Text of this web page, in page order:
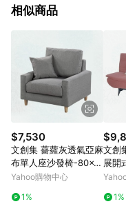
相似商品
$7,530
文創集 薔蘿灰透氣亞麻
布單人座沙發椅-80x8
6x68cm免組
Yahoo購物中心
1%
文創
展開
(二
1%